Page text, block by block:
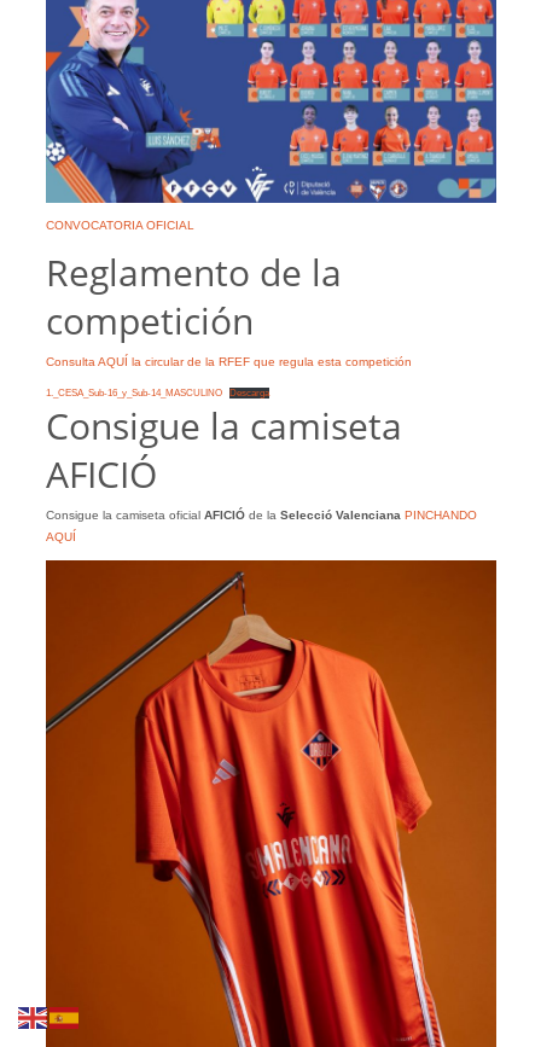
CONVOCATORIA OFICIAL
Reglamento de la
competición
Consulta AQUÍ la circular de la RFEF que regula esta competición
1._CESA_Sub-16_y_Sub-14_MASCULINO Descarga
Consigue la camiseta
AFICIÓ
Consigue la camiseta oficial AFICIÓde la Selecció Valenciana PINCHANDO
AQUÍ